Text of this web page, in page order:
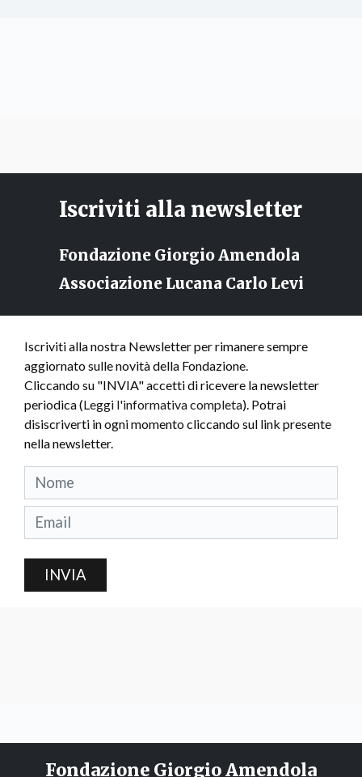
Iscriviti alla newsletter
Fondazione Giorgio Amendola
Associazione Lucana Carlo Levi
Iscriviti alla nostra Newsletter per rimanere sempre
aggiornato sulle novità della Fondazione.
Cliccando su "INVIA" accetti di ricevere la newsletter
periodica (Leggi l'informativa completa). Potrai
disiscriverti in ogni momento cliccando sul link presente
nella newsletter.
INVIA
Fondazione Giorgio Amendola